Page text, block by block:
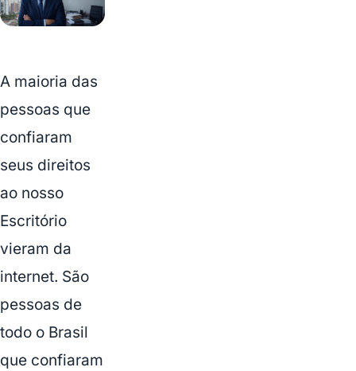
A maioria das
pessoas que
confiaram
seus direitos
ao nosso
Escritório
vieram da
internet. São
pessoas de
todo o Brasil
que confiaram